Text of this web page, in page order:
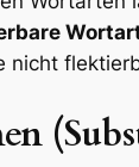
nicht